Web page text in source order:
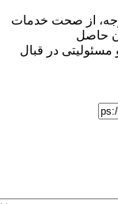
وجه، از صحت خدمات
حاصل
در قبال